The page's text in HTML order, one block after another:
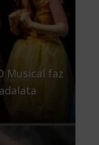
Musical faz